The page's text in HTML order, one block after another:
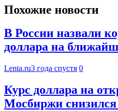
Похожие новости
В России назвали
доллара на
Lenta.ru3 года спустя 0
Курс доллара на
Мосбиржи снизился